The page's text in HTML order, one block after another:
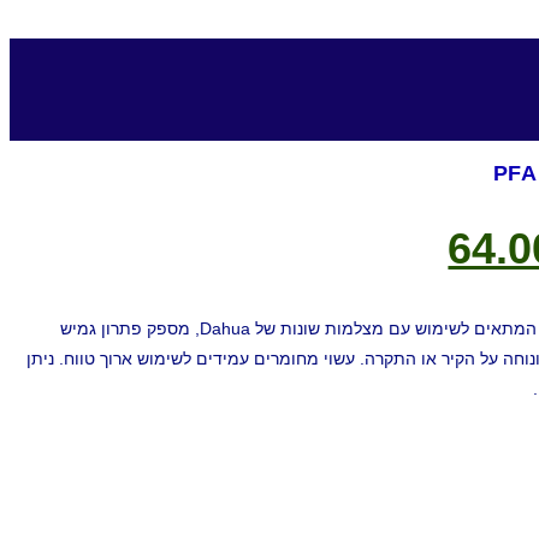
PFA138-V2 הוא מתאם ההתקנה המתאים לשימוש עם מצלמות שונות של Dahua, מספק פתרון גמיש
על הקיר או התקרה. עשוי מחומרים עמידים לשימוש ארוך טווח. ניתן